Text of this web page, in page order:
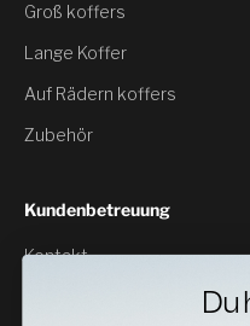
Groß koffers
Lange Koffer
Auf Rädern koffers
Zubehör
Kundenbetreuung
Kontakt
Du